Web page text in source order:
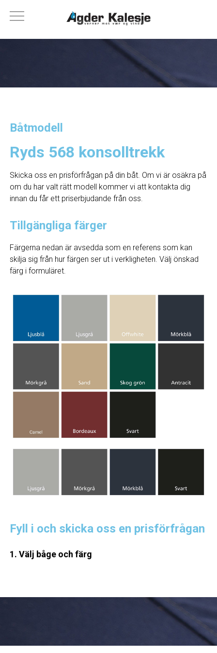
Båtmodell
Ryds 568 konsolltrekk
Skicka oss en prisförfrågan på din båt. Om vi ​​är osäkra på
om du har valt rätt modell kommer vi att kontakta dig
innan du får ett priserbjudande från oss.
Tillgängliga färger
Färgerna nedan är avsedda som en referens som kan
skilja sig från hur färgen ser ut i verkligheten. Välj önskad
färg i formuläret.
Fyll i och skicka oss en prisförfrågan
1. Välj båge och färg